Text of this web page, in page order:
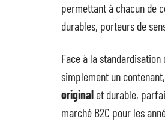
permettant à chacun de
durables, porteurs de
Face à la
simplement un
original et durable,
marché B2C pour les